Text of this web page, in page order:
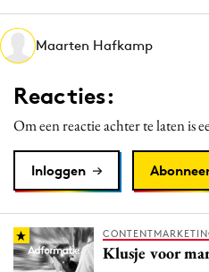
Martech
Media
Merkstrategie
Purpose Marketing
Reputatie & crisis
Maarten Hafkamp
Reacties:
Om een reactie achter te laten is
Inloggen
Klusje voor